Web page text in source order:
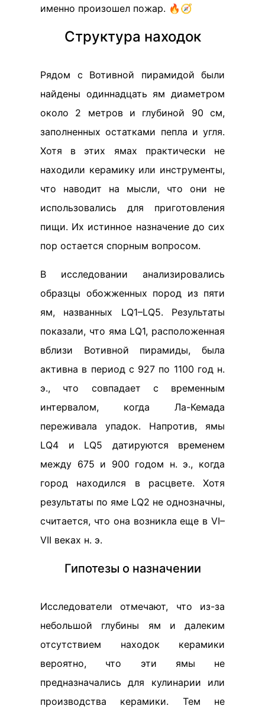
именно произошел пожар. 🔥🧭
Структура находок
Рядом с Вотивной пирамидой были
найдены одиннадцать ям диаметром
около 2 метров и глубиной 90 см,
заполненных остатками пепла и угля.
Хотя в этих ямах практически не
находили керамику или инструменты,
что наводит на мысли, что они не
использовались для приготовления
пищи. Их истинное назначение до сих
пор остается спорным вопросом.
В исследовании анализировались
образцы обожженных пород из пяти
ям, названных LQ1–LQ5. Результаты
показали, что яма LQ1, расположенная
вблизи Вотивной пирамиды, была
активна в период с 927 по 1100 год н.
э., что совпадает с временным
интервалом, когда Ла-Кемада
переживала упадок. Напротив, ямы
LQ4 и LQ5 датируются временем
между 675 и 900 годом н. э., когда
город находился в расцвете. Хотя
результаты по яме LQ2 не однозначны,
считается, что она возникла еще в VI–
VII веках н. э.
Гипотезы о назначении
Исследователи отмечают, что из-за
небольшой глубины ям и далеким
отсутствием находок керамики
вероятно, что эти ямы не
предназначались для кулинарии или
производства керамики. Тем не